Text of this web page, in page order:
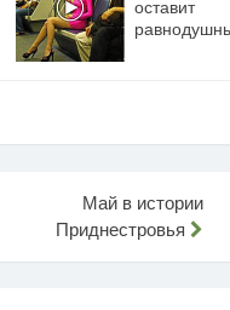
оставит
Май в истории
Приднестровья